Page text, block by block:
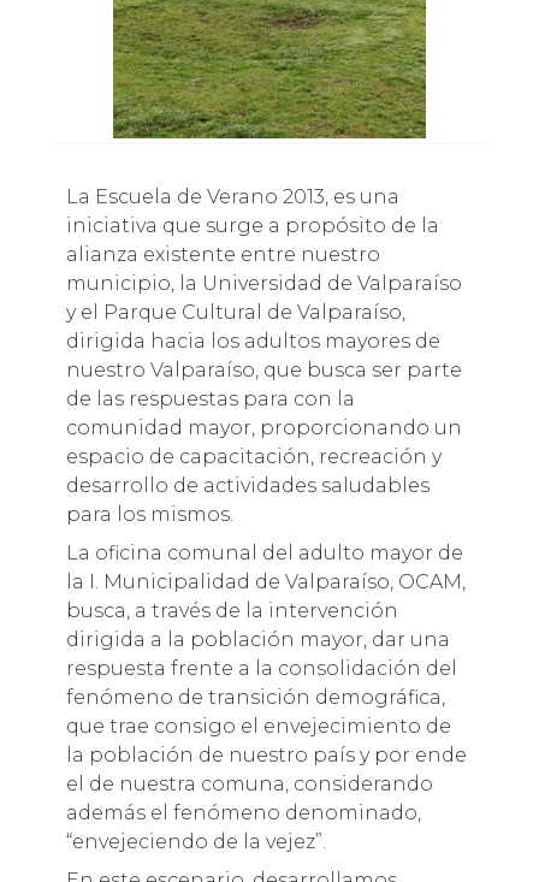
La Escuela de Verano 2013, es una
iniciativa que surge a propósito de la
alianza existente entre nuestro
municipio, la Universidad de Valparaíso
y el Parque Cultural de Valparaíso,
dirigida hacia los adultos mayores de
nuestro Valparaíso, que busca ser parte
de las respuestas para con la
comunidad mayor, proporcionando un
espacio de capacitación, recreación y
desarrollo de actividades saludables
para los mismos.
La oficina comunal del adulto mayor de
la I. Municipalidad de Valparaíso, OCAM,
busca, a través de la intervención
dirigida a la población mayor, dar una
respuesta frente a la consolidación del
fenómeno de transición demográfica,
que trae consigo el envejecimiento de
la población de nuestro país y por ende
el de nuestra comuna, considerando
además el fenómeno denominado,
“envejeciendo de la vejez”.